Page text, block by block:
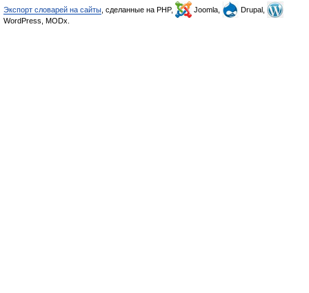
Экспорт словарей на сайты , сделанные на PHP, Joomla,
Drupal,
WordPress, MODx.